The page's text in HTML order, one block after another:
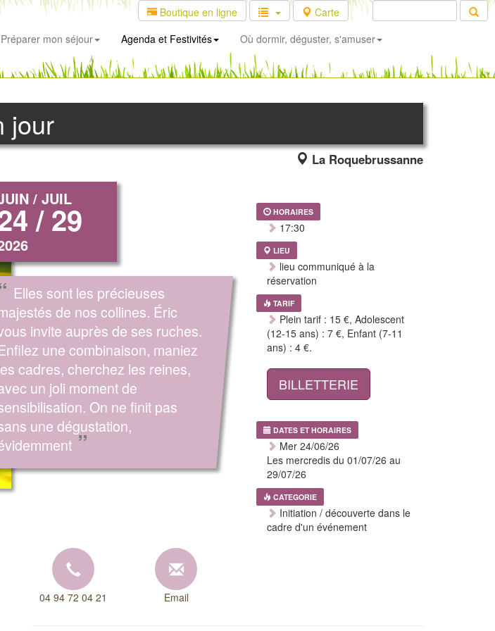
Boutique en ligne
Carte
Préparer mon séjour Agenda et Festivités Où dormir, déguster, s'amuser
jour
La Roquebrussanne
/ JUIL
/ 29
Elles sont les précieuses
de nos collines. Éric
invite auprès de ses ruches.
une combinaison, maniez
cadres, cherchez les reines,
un joli moment de
On ne finit pas
une dégustation,
”
HORAIRES
17:30
LIEU
lieu communiqué à la
réservation
TARIF
Plein tarif : 15 €, Adolescent
(12-15 ans) : 7 €, Enfant (7-11
ans) : 4 €.
BILLETTERIE
DATES ET HORAIRES
Mer 24/06/26
Les mercredis du 01/07/26 au
29/07/26
CATEGORIE
Initiation / découverte dans le
cadre d'un événement
04 94 72 04 21 Email